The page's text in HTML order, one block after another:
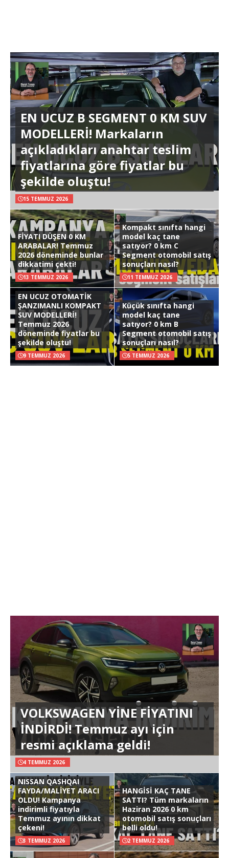
EN UCUZ B SEGMENT 0 KM SUV
MODELLERİ! Markaların
açıkladıkları anahtar teslim
fiyatlarına göre fiyatlar bu
şekilde oluştu!
15 TEMMUZ 2026
FİYATI DÜŞEN 0 KM
ARABALAR! Temmuz
2026 döneminde bunlar
dikkatimi çekti!
13 TEMMUZ 2026
Kompakt sınıfta hangi
model kaç tane
satıyor? 0 km C
Segment otomobil satış
sonuçları nasıl?
11 TEMMUZ 2026
EN UCUZ OTOMATİK
ŞANZIMANLI KOMPAKT
SUV MODELLERİ!
Temmuz 2026
döneminde fiyatlar bu
şekilde oluştu!
9 TEMMUZ 2026
Küçük sınıfta hangi
model kaç tane
satıyor? 0 km B
Segment otomobil satış
sonuçları nasıl?
5 TEMMUZ 2026
VOLKSWAGEN YİNE FİYATINI
İNDİRDİ! Temmuz ayı için
resmi açıklama geldi!
4 TEMMUZ 2026
NISSAN QASHQAI
FAYDA/MALİYET ARACI
OLDU! Kampanya
indirimli fiyatıyla
Temmuz ayının dikkat
çekeni!
3 TEMMUZ 2026
HANGİSİ KAÇ TANE
SATTI? Tüm markaların
Haziran 2026 0 km
otomobil satış sonuçları
belli oldu!
2 TEMMUZ 2026